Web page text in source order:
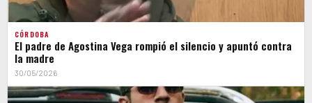
CÓRDOBA
El padre de Agostina Vega rompió el silencio y apuntó contra
la madre
30/05/2026